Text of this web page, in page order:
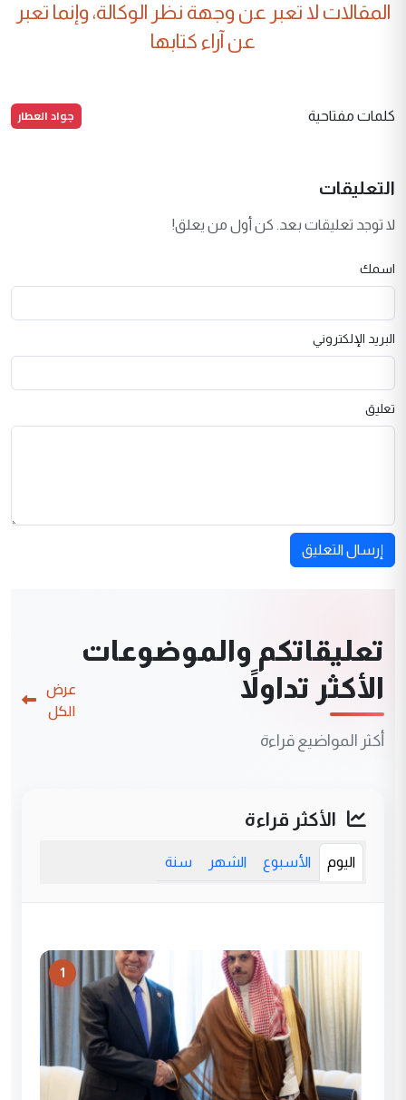
المقالات لا تعبر عن وجهة نظر الوكالة، وإنما تعبر
عن آراء كتابها
كلمات مفتاحية جواد العطار
التعليقات
لا توجد تعليقات بعد. كن أول من يعلق!
اسمك
البريد الإلكتروني
تعليق
إرسال التعليق
تعليقاتكم والموضوعات
الأكثر تداولاً
أكثر المواضيع قراءة
عرض
الكل
الأكثر قراءة
اليوم الأسبوع الشهر سنة
1